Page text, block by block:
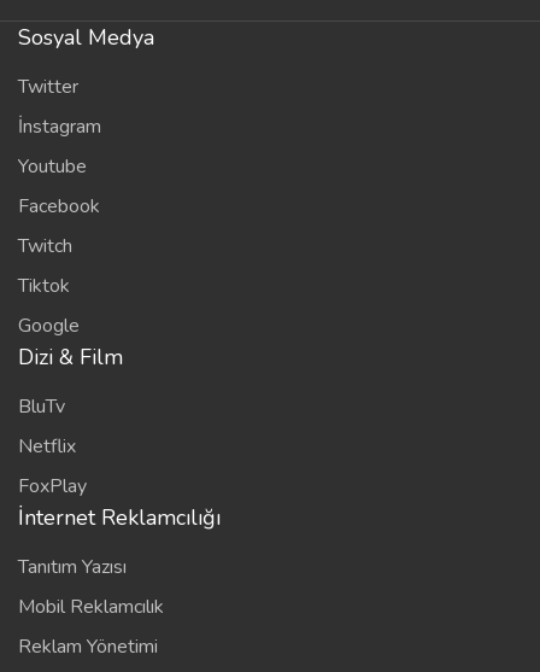
Sosyal Medya
Twitter
İnstagram
Youtube
Facebook
Twitch
Tiktok
Google
Dizi & Film
BluTv
Netflix
FoxPlay
İnternet Reklamcılığı
Tanıtım Yazısı
Mobil Reklamcılık
Reklam Yönetimi